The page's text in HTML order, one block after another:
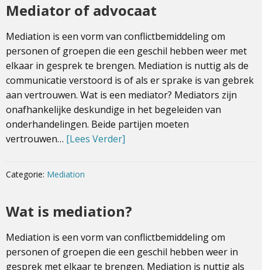
Mediator of advocaat
Mediation is een vorm van conflictbemiddeling om
personen of groepen die een geschil hebben weer met
elkaar in gesprek te brengen. Mediation is nuttig als de
communicatie verstoord is of als er sprake is van gebrek
aan vertrouwen. Wat is een mediator? Mediators zijn
onafhankelijke deskundige in het begeleiden van
onderhandelingen. Beide partijen moeten
vertrouwen… [Lees Verder]
Categorie: Mediation
Wat is mediation?
Mediation is een vorm van conflictbemiddeling om
personen of groepen die een geschil hebben weer in
gesprek met elkaar te brengen. Mediation is nuttig als